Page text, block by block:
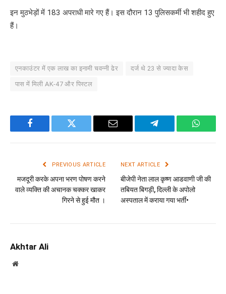
इन मुठभेड़ों में 183 अपराधी मारे गए हैं। इस दौरान 13 पुलिसकर्मी भी शहीद हुए
हैं।
एनकाउंटर में एक लाख का इनामी चवन्नी ढेर दर्ज थे 23 से ज्यादा केस
पास में मिली AK-47 और पिस्टल
Facebook Twitter Email Telegram
PREVIOUS ARTICLE
मजदूरी करके अपना भरण पोषण करने
वाले व्यक्ति की अचानक चक्कर खाकर
गिरने से हुई मौत ।
NEXT ARTICLE
बीजेपी नेता लाल कृष्ण आडवाणी जी की
तबियत बिगड़ी, दिल्ली के अपोलो
अस्पताल में कराया गया भर्ती•
Akhtar Ali
Website